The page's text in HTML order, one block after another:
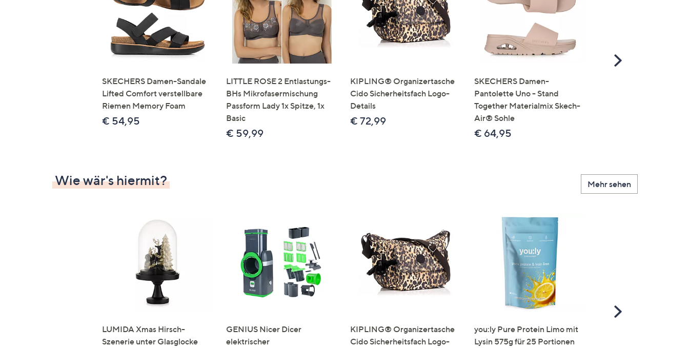
SKECHERS Damen-Sandale
Lifted Comfort verstellbare
Riemen Memory Foam
€ 54,95
LITTLE ROSE 2 Entlastungs-
BHs Mikrofasermischung
Passform Lady 1x Spitze, 1x
Basic
€ 59,99
KIPLING® Organizertasche
Cido Sicherheitsfach Logo-
Details
€ 72,99
SKECHERS Damen-
Pantolette Uno - Stand
Together Materialmix Skech-
Air® Sohle
€ 64,95
Scroll
Wie wär's hiermit? Mehr sehen
LUMIDA Xmas Hirsch-
Szenerie unter Glasglocke
GENIUS Nicer Dicer
elektrischer
KIPLING® Organizertasche
Cido Sicherheitsfach Logo-
you:ly Pure Protein Limo mit
Lysin 575g für 25 Portionen
Scroll